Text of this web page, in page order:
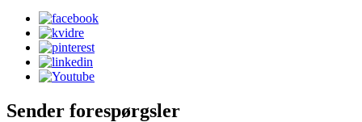
Sender forespørgsler